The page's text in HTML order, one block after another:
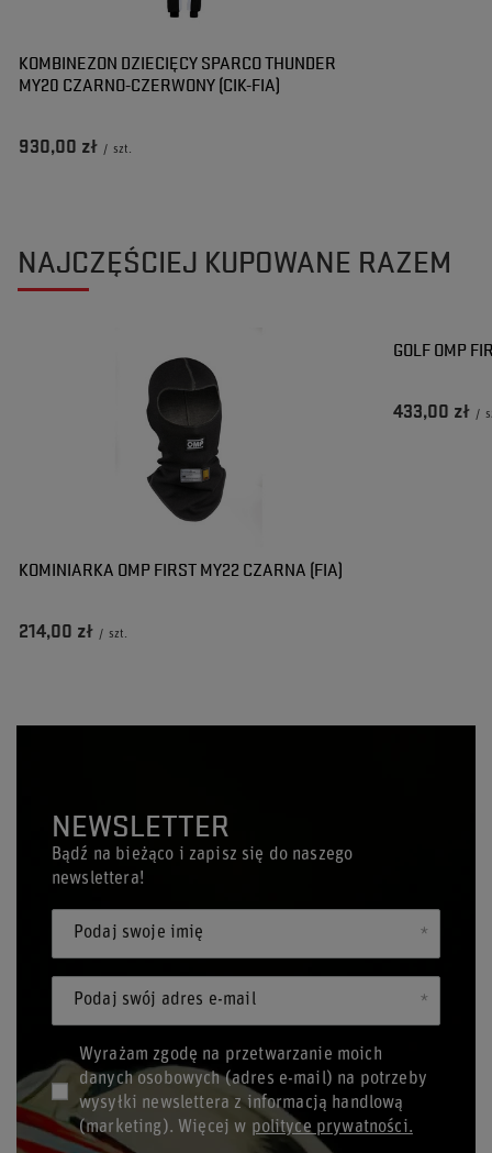
KOMBINEZON DZIECIĘCY SPARCO THUNDER
MY20 CZARNO-CZERWONY (CIK-FIA)
930,00 zł / szt.
NAJCZĘŚCIEJ KUPOWANE RAZEM
KOMINIARKA OMP FIRST MY22 CZARNA (FIA)
214,00 zł / szt.
GOLF OMP
433,00 zł /
NEWSLETTER
Bądź na bieżąco i zapisz się do naszego
newslettera!
Podaj swoje imię
Podaj swój adres e-mail
Wyrażam zgodę na przetwarzanie moich
danych osobowych (adres e-mail) na potrzeby
wysyłki newslettera z informacją handlową
(marketing). Więcej w polityce prywatności.